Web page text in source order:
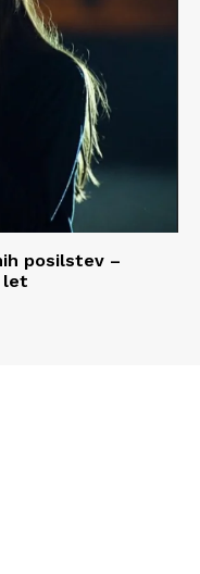
posilstev –
let